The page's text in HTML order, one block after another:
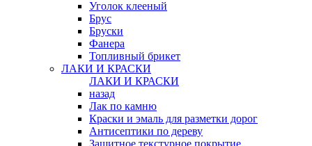
Уголок клееный
Брус
Бруски
Фанера
Топливный брикет
ЛАКИ И КРАСКИ
ЛАКИ И КРАСКИ
назад
Лак по камню
Краски и эмаль для разметки дорог
Антисептики по дереву
Защитное текстурное покрытие